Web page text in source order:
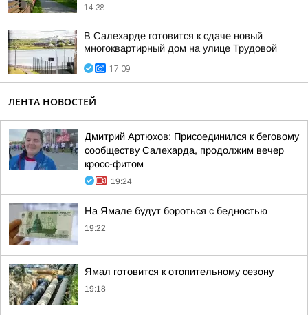
14:38
В Салехарде готовится к сдаче новый
многоквартирный дом на улице Трудовой
17:09
ЛЕНТА НОВОСТЕЙ
Дмитрий Артюхов: Присоединился к беговому
сообществу Салехарда, продолжим вечер
кросс-фитом
19:24
На Ямале будут бороться с бедностью
19:22
Ямал готовится к отопительному сезону
19:18